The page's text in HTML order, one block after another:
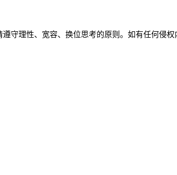
守理性、宽容、换位思考的原则。如有任何侵权